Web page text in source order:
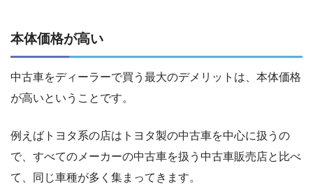
本体価格が高い
中古車をディーラーで買う最大のデメリットは、本体価格
が高いということです。
例えばトヨタ系の店はトヨタ製の中古車を中心に扱うの
で、すべてのメーカーの中古車を扱う中古車販売店と比べ
て、同じ車種が多く集まってきます。